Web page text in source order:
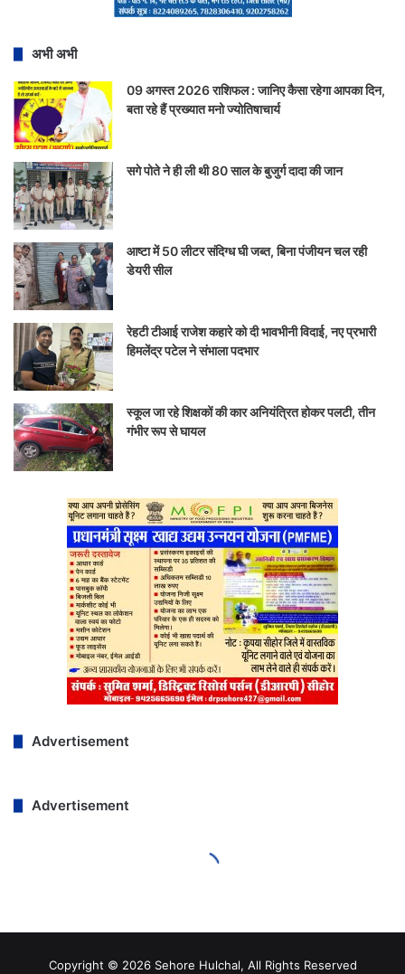
Copyright © 2026 Sehore Hulchal, All Rights Reserved